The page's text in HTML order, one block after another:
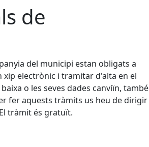
de
del municipi estan obligats a
electrònic i tramitar d'alta en el
o les seves dades canviïn, també
fer aquests tràmits us heu de dirigir
tràmit és gratuït.